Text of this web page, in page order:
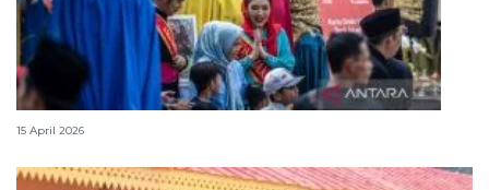
Lebaran Betawi, harmoni tradisi dan kota global
15 April 2026